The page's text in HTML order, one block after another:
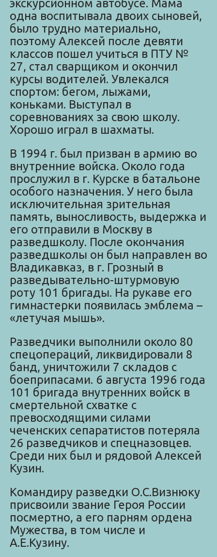
экскурсионном автобусе. Мама
одна воспитывала двоих сыновей,
было трудно материально,
поэтому Алексей после девяти
классов пошел учиться в ПТУ №
27, стал сварщиком и окончил
курсы водителей. Увлекался
спортом: бегом, лыжами,
коньками. Выступал в
соревнованиях за свою школу.
Хорошо играл в шахматы.
В 1994 г. был призван в армию во
внутренние войска. Около года
прослужил в г. Курске в батальоне
особого назначения. У него была
исключительная зрительная
память, выносливость, выдержка и
его отправили в Москву в
разведшколу. После окончания
разведшколы он был направлен во
Владикавказ, в г. Грозный в
разведывательно-штурмовую
роту 101 бригады. На рукаве его
гимнастерки появилась эмблема –
«летучая мышь».
Разведчики выполнили около 80
спецопераций, ликвидировали 8
банд, уничтожили 7 складов с
боеприпасами. 6 августа 1996 года
101 бригада внутренних войск в
смертельной схватке с
превосходящими силами
чеченских сепаратистов потеряла
26 разведчиков и спецназовцев.
Среди них был и рядовой Алексей
Кузин.
Командиру разведки О.С.Визнюку
присвоили звание Героя России
посмертно, а его парням ордена
Мужества, в том числе и
А.Е.Кузину.